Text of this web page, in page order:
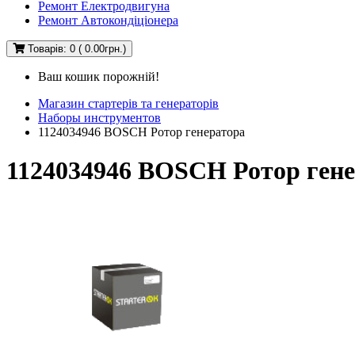
Ремонт Електродвигуна
Ремонт Автокондіціонера
Товарів: 0 ( 0.00грн.)
Ваш кошик порожній!
Магазин стартерів та генераторів
Наборы инструментов
1124034946 BOSCH Ротор генератора
1124034946 BOSCH Ротор